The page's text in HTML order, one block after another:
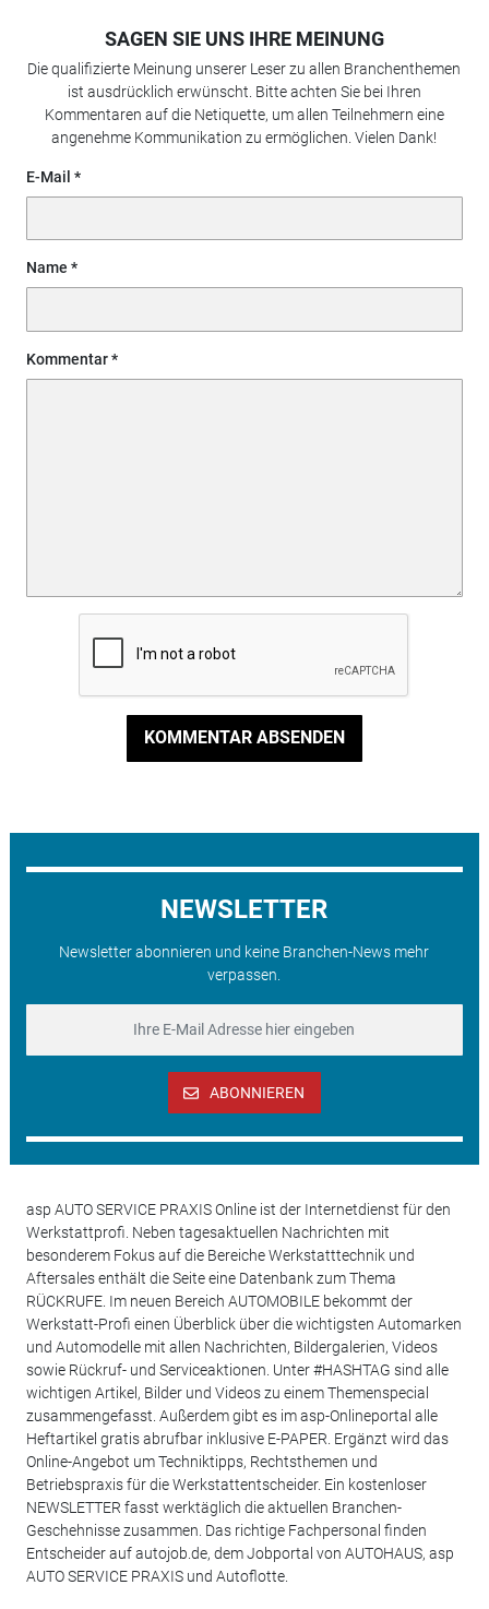
SAGEN SIE UNS IHRE MEINUNG
Die qualifizierte Meinung unserer Leser zu allen Branchenthemen
ist ausdrücklich erwünscht. Bitte achten Sie bei Ihren
Kommentaren auf die Netiquette, um allen Teilnehmern eine
angenehme Kommunikation zu ermöglichen. Vielen Dank!
E-Mail
Name
Kommentar
KOMMENTAR ABSENDEN
NEWSLETTER
Newsletter abonnieren und keine Branchen-News mehr
verpassen.
ABONNIEREN
asp AUTO SERVICE PRAXIS Online ist der Internetdienst für den
Werkstattprofi. Neben tagesaktuellen Nachrichten mit
besonderem Fokus auf die Bereiche Werkstatttechnik und
Aftersales enthält die Seite eine Datenbank zum Thema
RÜCKRUFE. Im neuen Bereich AUTOMOBILE bekommt der
Werkstatt-Profi einen Überblick über die wichtigsten Automarken
und Automodelle mit allen Nachrichten, Bildergalerien, Videos
sowie Rückruf- und Serviceaktionen. Unter #HASHTAG sind alle
wichtigen Artikel, Bilder und Videos zu einem Themenspecial
zusammengefasst. Außerdem gibt es im asp-Onlineportal alle
Heftartikel gratis abrufbar inklusive E-PAPER. Ergänzt wird das
Online-Angebot um Techniktipps, Rechtsthemen und
Betriebspraxis für die Werkstattentscheider. Ein kostenloser
NEWSLETTER fasst werktäglich die aktuellen Branchen-
Geschehnisse zusammen. Das richtige Fachpersonal finden
Entscheider auf autojob.de, dem Jobportal von AUTOHAUS, asp
AUTO SERVICE PRAXIS und Autoflotte.